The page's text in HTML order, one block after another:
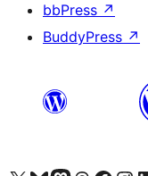
bbPress ↗
BuddyPress ↗